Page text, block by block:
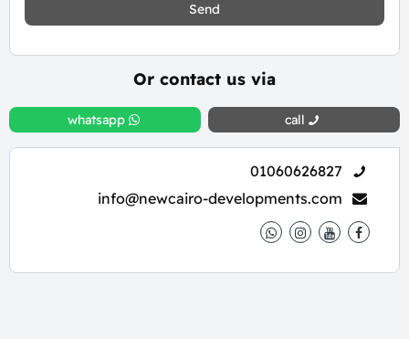
Send
Or contact us via
call
whatsapp
01060626827
info@newcairo-developments.com